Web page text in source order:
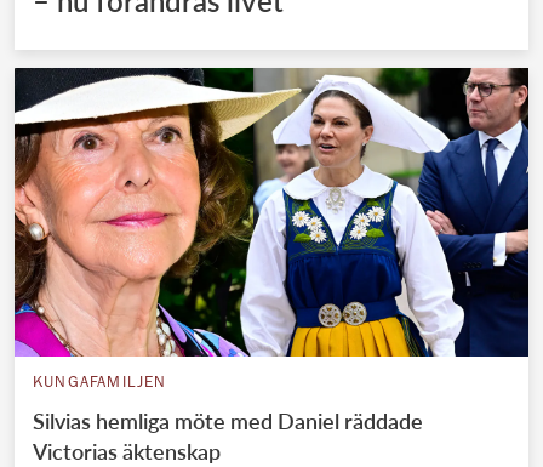
KUNGAFAMILJEN
Silvias hemliga möte med Daniel räddade
Victorias äktenskap